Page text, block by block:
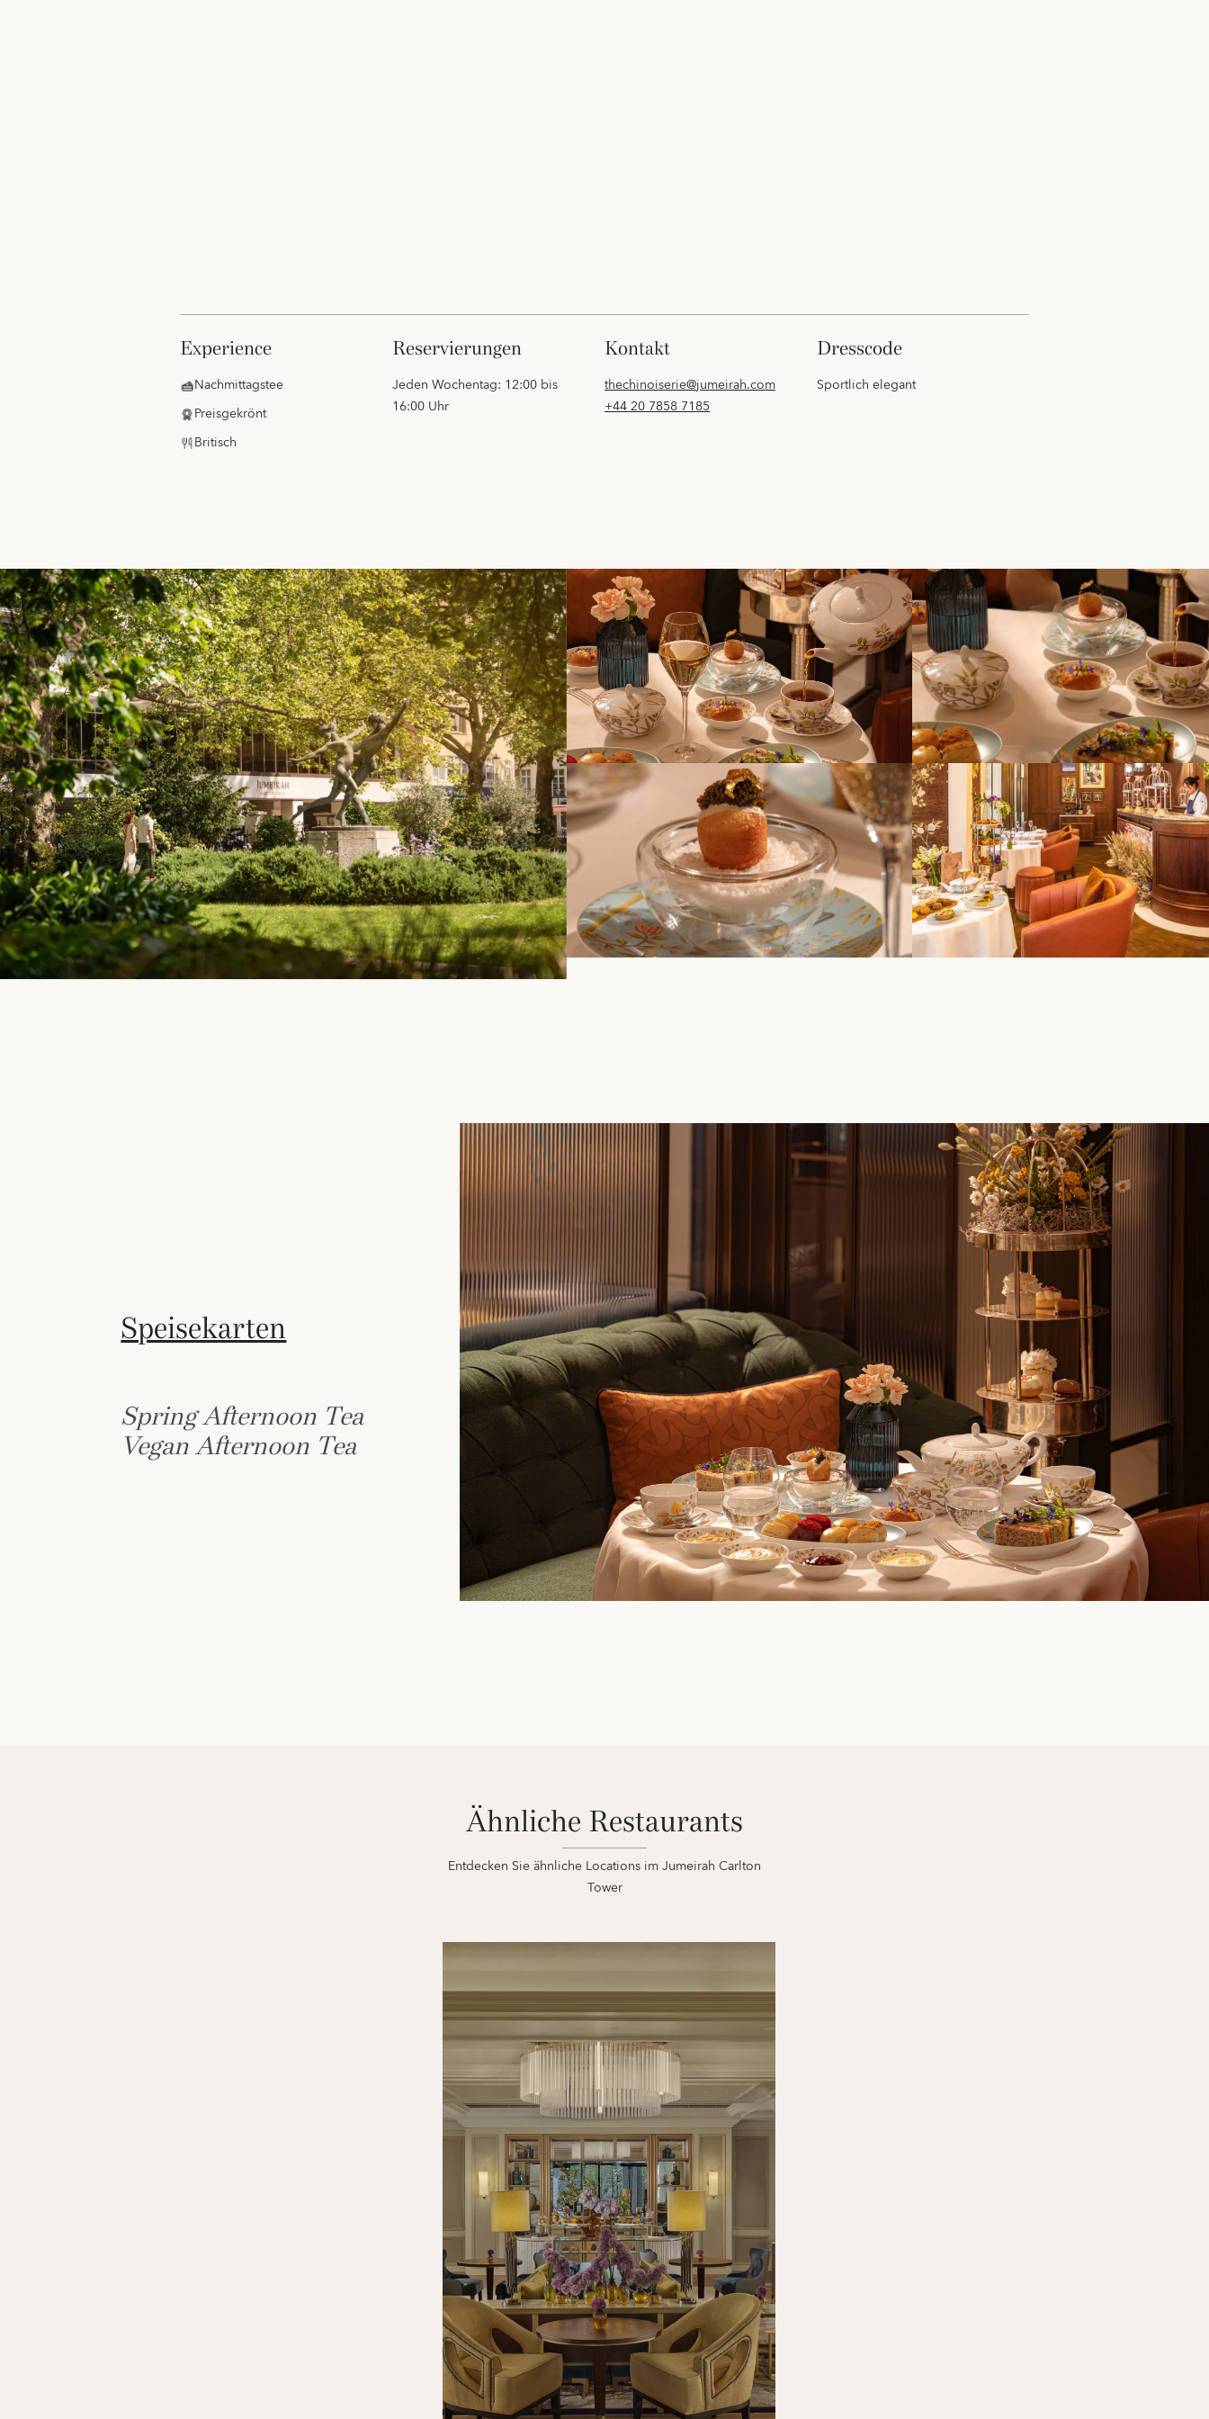
experience
Nachmittagstee
Preisgekrönt
Britisch
reservierungen
Jeden Wochentag: 12:00 bis
16:00 Uhr
kontakt
thechinoiserie@jumeirah.com
+44 20 7858 7185
dresscode
Sportlich elegant
Speisekarten
Spring Afternoon Tea
Vegan Afternoon Tea
Ähnliche Restaurants
Entdecken Sie ähnliche Locations im Jumeirah Carlton
Tower